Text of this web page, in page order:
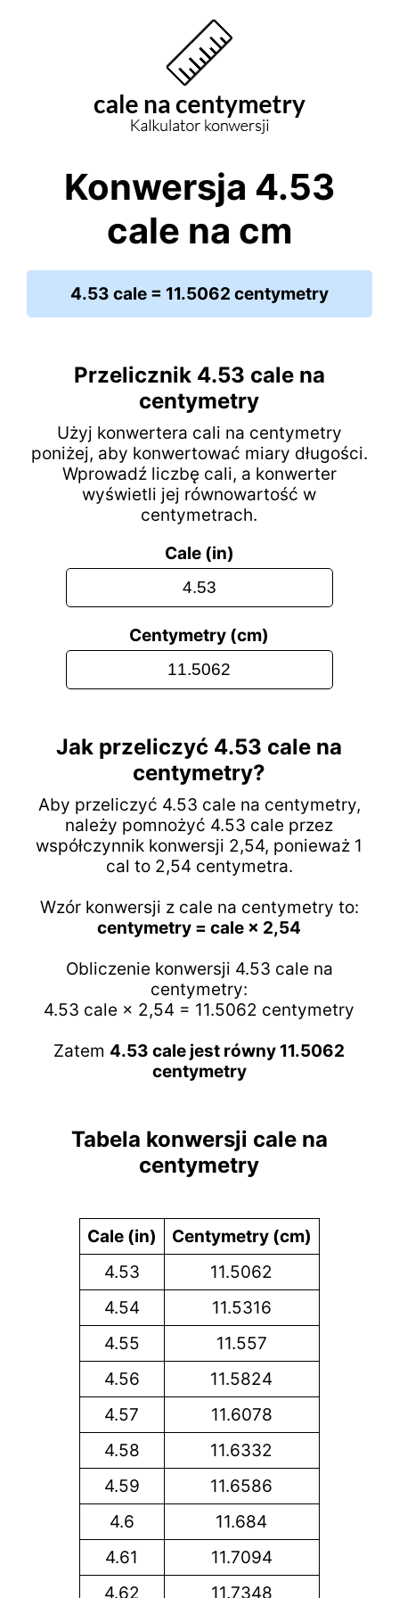
Konwersja 4.53
cale na cm
4.53 cale = 11.5062 centymetry
Przelicznik 4.53 cale na
centymetry
Użyj konwertera cali na centymetry
poniżej, aby konwertować miary długości.
Wprowadź liczbę cali, a konwerter
wyświetli jej równowartość w
centymetrach.
Cale (in)
Centymetry (cm)
Jak przeliczyć 4.53 cale na
centymetry?
Aby przeliczyć 4.53 cale na centymetry,
należy pomnożyć 4.53 cale przez
współczynnik konwersji 2,54, ponieważ 1
cal to 2,54 centymetra.
Wzór konwersji z cale na centymetry to:
centymetry = cale × 2,54
Obliczenie konwersji 4.53 cale na
centymetry:
4.53 cale × 2,54 = 11.5062 centymetry
Zatem 4.53 cale jest równy 11.5062
centymetry
Tabela konwersji cale na
centymetry
Cale (in)
Centymetry (cm)
4.53
11.5062
4.54
11.5316
4.55
11.557
4.56
11.5824
4.57
11.6078
4.58
11.6332
4.59
11.6586
4.6
11.684
4.61
11.7094
4.62
11.7348